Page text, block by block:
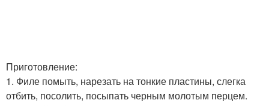
Приготовление:
1. Филе помыть, нарезать на тонкие пластины, слегка
отбить, посолить, посыпать черным молотым перцем.